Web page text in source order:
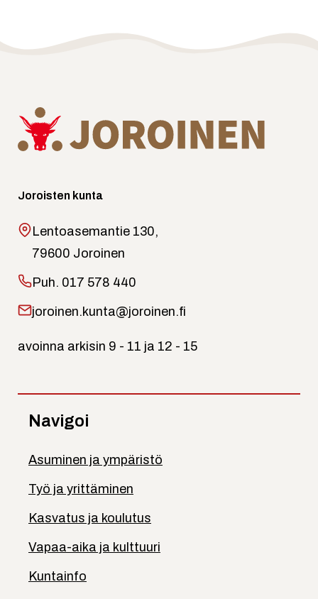
Joroisten kunta
Lentoasemantie 130,
79600 Joroinen
Puh. 017 578 440
joroinen.kunta@joroinen.fi
avoinna arkisin 9 - 11 ja 12 - 15
Navigoi
Asuminen ja ympäristö
Työ ja yrittäminen
Kasvatus ja koulutus
Vapaa-aika ja kulttuuri
Kuntainfo